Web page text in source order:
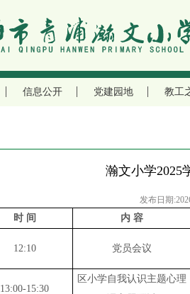
信息公开 党建园地 教工
瀚文小学2025
发布日期
时 间
内 容
12:10 党员会议
13:00-15:30
区小学自我认识主题心理